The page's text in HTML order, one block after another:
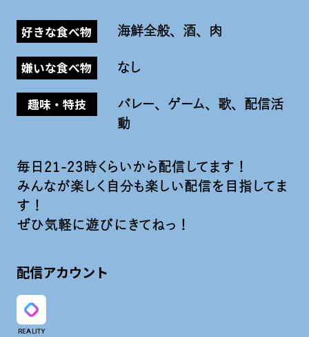
好きな食べ物 海鮮全般、酒、肉
嫌いな食べ物 なし
趣味・特技
バレー、ゲーム、歌、配信活
動
毎日21-23時くらいから配信してます！
みんなが楽しく自分も楽しい配信を目指してま
す！
ぜひ気軽に遊びにきてねっ！
配信アカウント
REALITY